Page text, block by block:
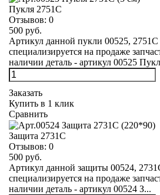
Пукля 2751С
Отзывов: 0
500 руб.
Артикул данной пукли 00525,
специализируется на продаже
наличии деталь - артикул 00525
Заказать
Купить в 1 клик
Сравнить
Защита 2731С
Отзывов: 0
500 руб.
Артикул данной защиты 00524,
специализируется на продаже
наличии деталь - артикул 00524 З...